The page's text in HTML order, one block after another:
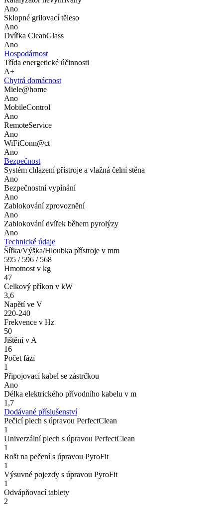
Ano
Sklopné grilovací těleso
Ano
Dvířka CleanGlass
Ano
Hospodárnost
Třída energetické účinnosti
A+
Chytrá domácnost
Miele@home
Ano
MobileControl
Ano
RemoteService
Ano
WiFiConn@ct
Ano
Bezpečnost
Systém chlazení přístroje a vlažná čelní stěna
Ano
Bezpečnostní vypínání
Ano
Zablokování zprovoznění
Ano
Zablokování dvířek během pyrolýzy
Ano
Technické údaje
Šířka/Výška/Hloubka přístroje v mm
595 / 596 / 568
Hmotnost v kg
47
Celkový příkon v kW
3,6
Napětí ve V
220-240
Frekvence v Hz
50
Jištění v A
16
Počet fází
1
Připojovací kabel se zástrčkou
Ano
Délka elektrického přívodního kabelu v m
1,7
Dodávané příslušenství
Pečicí plech s úpravou PerfectClean
1
Univerzální plech s úpravou PerfectClean
1
Rošt na pečení s úpravou PyroFit
1
Výsuvné pojezdy s úpravou PyroFit
1
Odvápňovací tablety
2